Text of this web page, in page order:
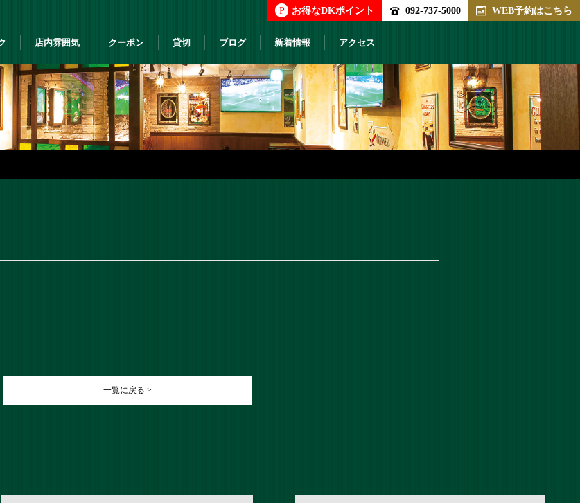
P お得なDKポイント 092-737-5000 WEB予約はこちら
店内雰囲気 クーポン 貸切 ブログ 新着情報 アクセス
一覧に戻る >